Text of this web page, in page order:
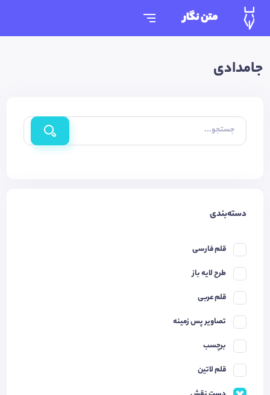
متن نگار
جامدادی
جستجو...
دسته‌بندی
قلم فارسی
طرح لایه باز
قلم عربی
تصاویر پس زمینه
برچسب
قلم لاتین